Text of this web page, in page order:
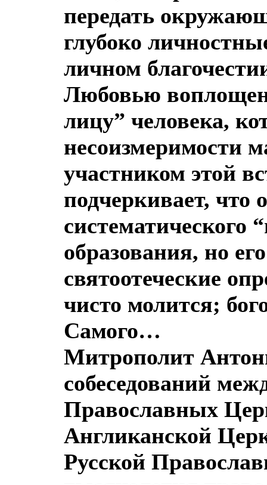
передать
глубоко
личном
Любовью
лицу” человека,
несоизмеримости
участником этой
подчеркивает, что
систематического
образования, но
святоотеческие
чисто молится;
Самого…
Митрополит
собеседований
Православных
Англиканской
Русской